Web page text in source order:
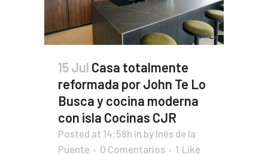
15 Jul Casa totalmente
reformada por John Te Lo
Busca y cocina moderna
con isla Cocinas CJR
Posted at 14:58h in by Inés de la
Puente
0 Comentarios 1 Like